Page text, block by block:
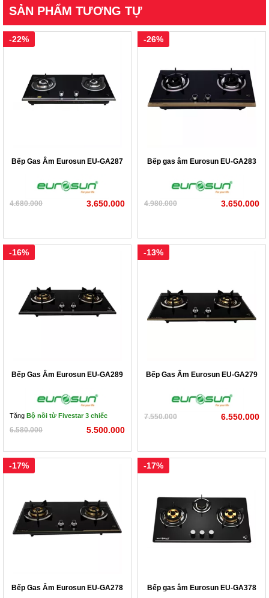
cũng như chính sách mua hàng.
Liên hệ theo số điện thoại
0986.083.083 – 024 33 100
đáp đầy đủ nhất.
Hệ thống Showroom của Beptot.vn
4) 359 Nguyễn Hoàng Tôn – Tây Hồ - Hà Nội
6) 249 Xuân Phương- Từ Liêm - Hà Nội
Kích thước sản phẩm
Kích thước khoét đá 630R* 350Smm
SẢN PHẨM TƯƠNG TỰ
Bếp Gas Âm Eurosun EU-GA287
4.680.000
-22%
3.650.000
Bếp gas âm Eurosun EU-GA283
4.980.000
-26%
3.650.000
Bếp Gas Âm Eurosun EU-GA289
Tặng Bộ nồi từ Fivestar 3 chiếc
6.580.000
-16%
5.500.000
Bếp Gas Âm Eurosun EU-GA279
7.550.000
-13%
6.550.000
Bếp Gas Âm Eurosun EU-GA278
-17%
Bếp gas âm Eurosun EU-GA378
-17%